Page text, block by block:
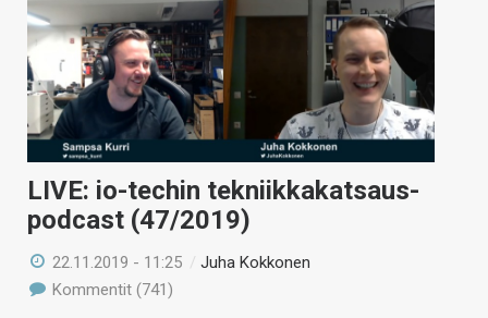
LIVE: io-techin tekniikkakatsaus-
podcast (47/2019)
22.11.2019 - 11:25 /Juha Kokkonen
Kommentit (741)